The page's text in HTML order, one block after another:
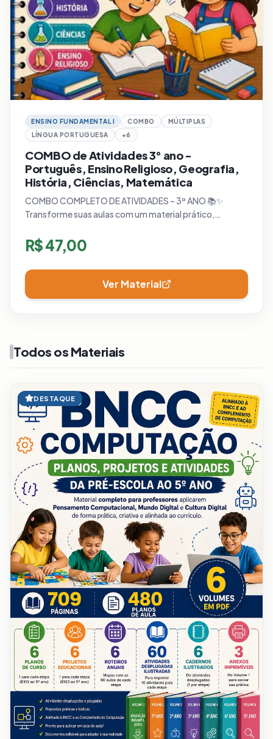
ENSINO FUNDAMENTAL I COMBO
MÚLTIPLAS
LÍNGUA PORTUGUESA
+6
COMBO de Atividades 3° ano -
Português, Ensino Religioso, Geografia,
História, Ciências, Matemática
COMBO COMPLETO DE ATIVIDADES – 3º ANO 📚✨
Transforme suas aulas com um material prático,
professor em sala de aula!
R$47,00
Ver Material
Todos os Materiais
DESTAQUE